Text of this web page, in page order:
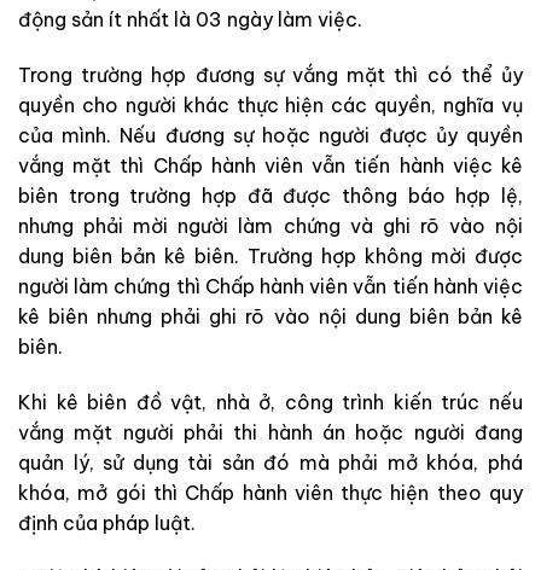
động sản ít nhất là 03 ngày làm việc.
Trong trường hợp đương sự vắng mặt thì có thể ủy
quyền cho người khác thực hiện các quyền, nghĩa vụ
của mình. Nếu đương sự hoặc người được ủy quyền
vắng mặt thì Chấp hành viên vẫn tiến hành việc kê
biên trong trường hợp đã được thông báo hợp lệ,
nhưng phải mời người làm chứng và ghi rõ vào nội
dung biên bản kê biên. Trường hợp không mời được
người làm chứng thì Chấp hành viên vẫn tiến hành việc
kê biên nhưng phải ghi rõ vào nội dung biên bản kê
biên.
Khi kê biên đồ vật, nhà ở, công trình kiến trúc nếu
vắng mặt người phải thi hành án hoặc người đang
quản lý, sử dụng tài sản đó mà phải mở khóa, phá
khóa, mở gói thì Chấp hành viên thực hiện theo quy
định của pháp luật.